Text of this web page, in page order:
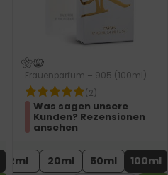
Frauenparfum – 905 (100ml)
(2)
Was sagen unsere
Kunden? Rezensionen
ansehen
2ml 20ml 50ml 100ml